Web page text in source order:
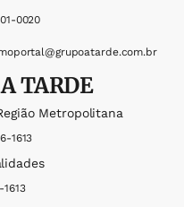
0020
A TARDE
Metropolitana
1613